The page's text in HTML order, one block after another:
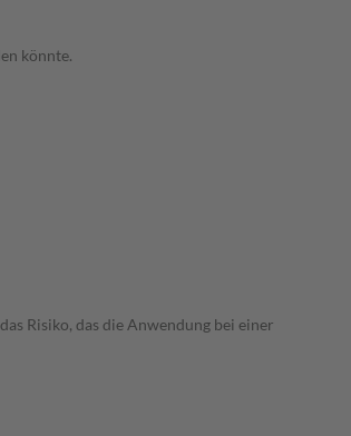
könnte.
Risiko, das die Anwendung bei einer